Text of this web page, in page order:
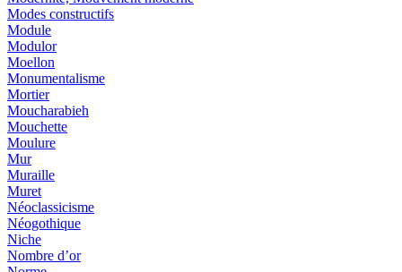
Modes constructifs
Module
Modulor
Moellon
Monumentalisme
Mortier
Moucharabieh
Mouchette
Moulure
Mur
Muraille
Muret
Néoclassicisme
Néogothique
Niche
Nombre d’or